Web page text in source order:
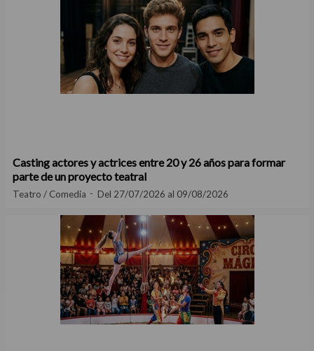
Casting actores y actrices entre 20 y 26 años para formar
parte de un proyecto teatral
Teatro / Comedia Del 27/07/2026 al 09/08/2026